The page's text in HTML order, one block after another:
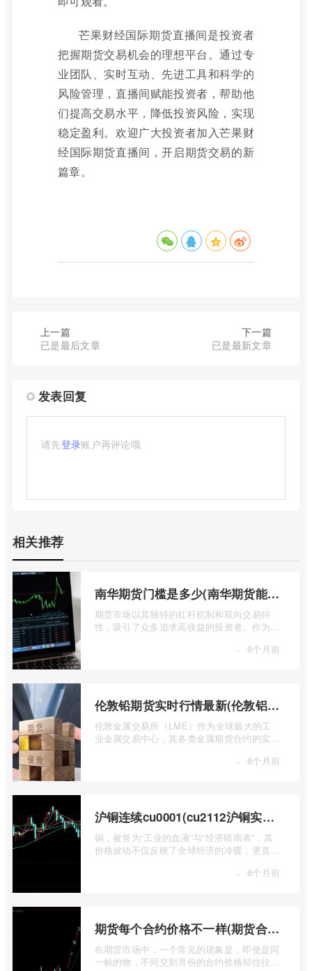
芒果财经国际期货直播间是投资者
把握期货交易机会的理想平台。通过专
业团队、实时互动、先进工具和科学的
风险管理，直播间赋能投资者，帮助他
们提高交易水平，降低投资风险，实现
稳定盈利。欢迎广大投资者加入芒果财
经国际期货直播间，开启期货交易的新
篇章。
上一篇
已是最后文章
下一篇
已是最新文章
发表回复
请先登录账户再评论哦
相关推荐
南华期货门槛是多少(南华期货能做国际期货吗)
期货市场以其独特的杠杆机制和双向交易特
性，吸引了众多追求高收益的投资者。作为中
· 8个月前
伦敦铅期货实时行情最新(伦敦铝锡期货实时行情)
伦敦金属交易所（LME）作为全球最大的工
业金属交易中心，其各类金属期货合约的实时
· 8个月前
沪铜连续cu0001(cu2112沪铜实时行情)
铜，被誉为“工业的血液”与“经济晴雨表”，其
价格波动不仅反映了全球经济的冷暖，更直接
· 8个月前
期货每个合约价格不一样(期货合约之间的价格差)
在期货市场中，一个常见的现象是，即使是同
一标的物，不同交割月份的合约价格却往往不